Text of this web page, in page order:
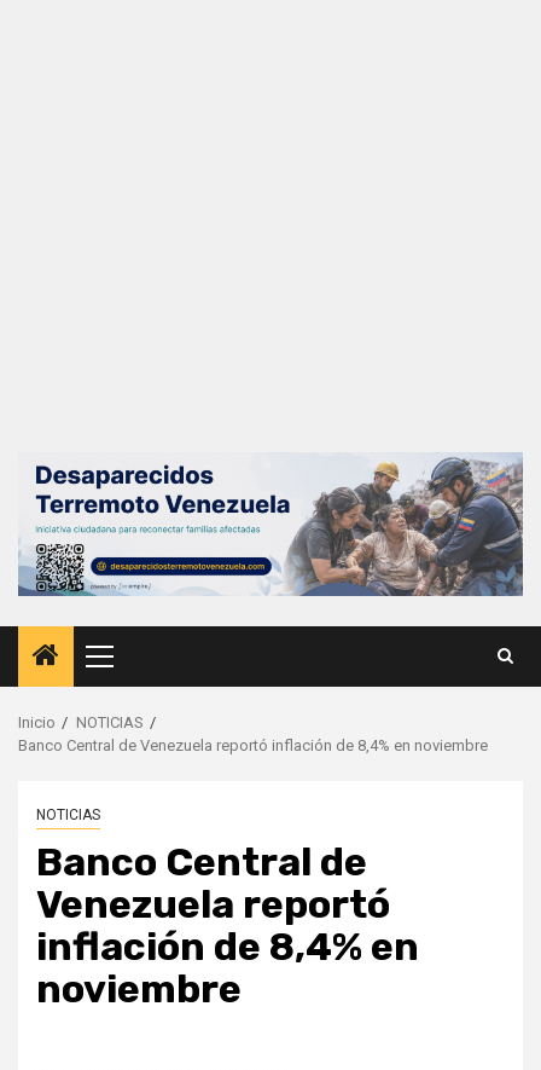
Menú
principal
Inicio
NOTICIAS
Banco Central de Venezuela reportó inflación de 8,4% en noviembre
NOTICIAS
Banco Central de
Venezuela reportó
inflación de 8,4% en
noviembre